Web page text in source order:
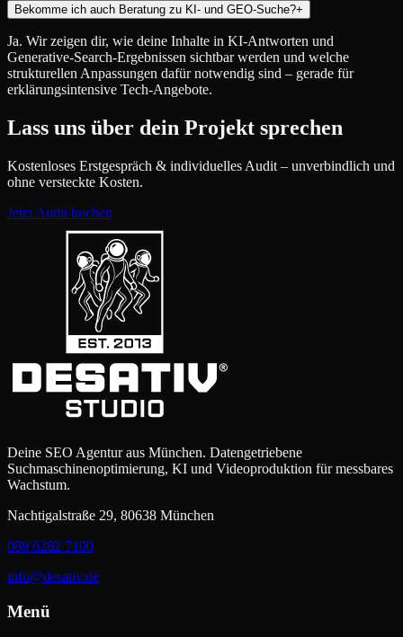
Bekomme ich auch Beratung zu KI- und GEO-Suche?+
Ja. Wir zeigen dir, wie deine Inhalte in KI-Antworten und
Generative-Search-Ergebnissen sichtbar werden und welche
strukturellen Anpassungen dafür notwendig sind – gerade für
erklärungsintensive Tech-Angebote.
Lass uns über dein Projekt sprechen
Kostenloses Erstgespräch & individuelles Audit – unverbindlich und
ohne versteckte Kosten.
Jetzt Audit buchen
Deine SEO Agentur aus München. Datengetriebene
Suchmaschinenoptimierung, KI und Videoproduktion für messbares
Wachstum.
Nachtigalstraße 29, 80638 München
089 6282 7100
info@desativ.de
Menü